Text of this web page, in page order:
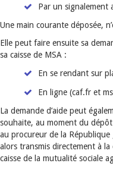
Par un signalement
Une main courante déposée,
Elle peut faire ensuite sa
sa caisse de MSA :
En se rendant sur
En ligne (caf.fr et
La demande d’aide peut
souhaite, au moment du
au procureur de la
alors transmis directement à la
caisse de la mutualité sociale